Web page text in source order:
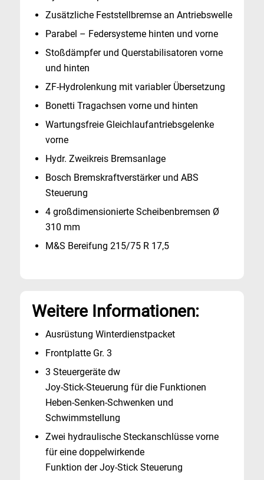
Zusätzliche Feststellbremse an Antriebswelle
Parabel – Federsysteme hinten und vorne
Stoßdämpfer und Querstabilisatoren vorne
und hinten
ZF-Hydrolenkung mit variabler Übersetzung
Bonetti Tragachsen vorne und hinten
Wartungsfreie Gleichlaufantriebsgelenke
vorne
Hydr. Zweikreis Bremsanlage
Bosch Bremskraftverstärker und ABS
Steuerung
4 großdimensionierte Scheibenbremsen Ø
310 mm
M&S Bereifung 215/75 R 17,5
Weitere Informationen:
Ausrüstung Winterdienstpacket
Frontplatte Gr. 3
3 Steuergeräte dw
Joy-Stick-Steuerung für die Funktionen
Heben-Senken-Schwenken und
Schwimmstellung
Zwei hydraulische Steckanschlüsse vorne
für eine doppelwirkende
Funktion der Joy-Stick Steuerung